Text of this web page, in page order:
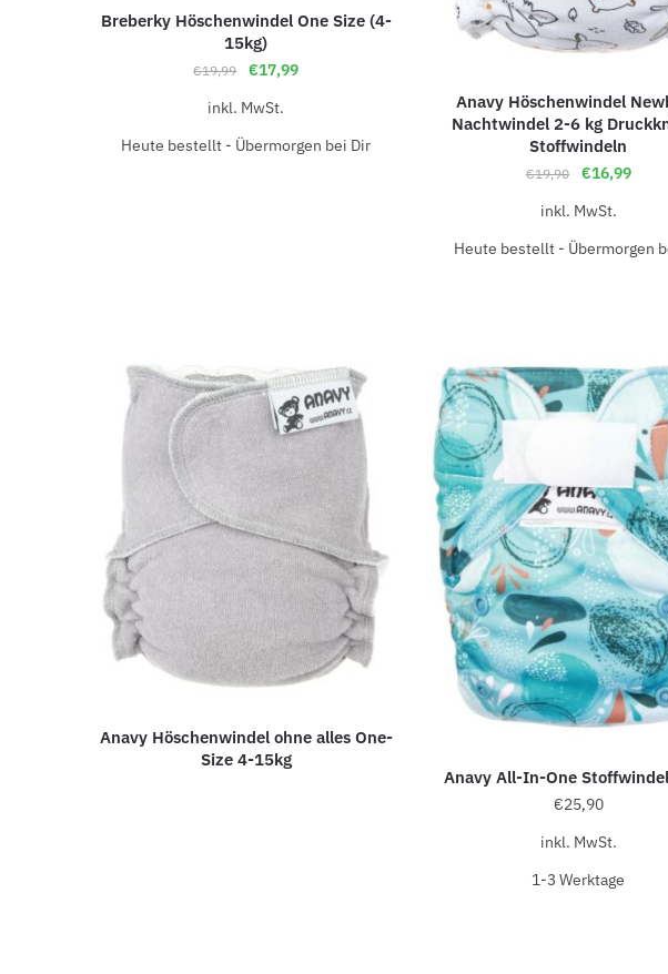
Breberky Höschenwindel One Size (4-
15kg)
€19,99 €17,99
inkl. MwSt.
Heute bestellt - Übermorgen bei Dir
Anavy Höschenwindel
Nachtwindel 2-6 kg
Stoffwindeln
€19,90 €16,99
inkl. MwSt.
Heute bestellt - Übermorgen
Anavy Höschenwindel ohne alles One-
Size 4-15kg
Anavy All-In-One
€25,90
inkl. MwSt.
1-3 Werk­ta­ge